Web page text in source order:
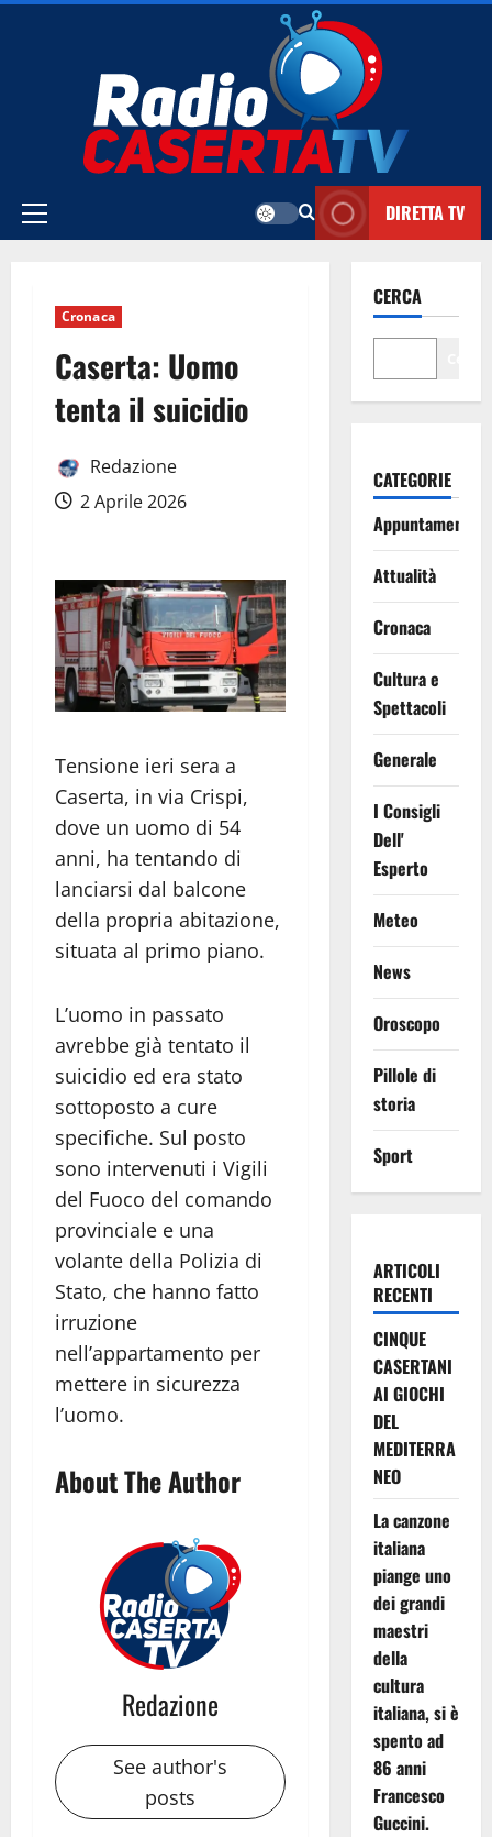
Vai
Menu
DIRETTA TV
Cronaca
Caserta: Uomo
tenta il suicidio
Redazione
2 Aprile 2026
Tensione ieri sera a
Caserta, in via Crispi,
dove un uomo di 54
anni, ha tentando di
lanciarsi dal balcone
della propria abitazione,
situata al primo piano.
L’uomo in passato
avrebbe già tentato il
suicidio ed era stato
sottoposto a cure
specifiche. Sul posto
sono intervenuti i Vigili
del Fuoco del comando
provinciale e una
volante della Polizia di
Stato, che hanno fatto
irruzione
nell’appartamento per
mettere in sicurezza
l’uomo.
About The Author
Redazione
See author's
posts
CERCA
CATEGORIE
Appuntamenti
Attualità
Cronaca
Cultura e
Spettacoli
Generale
I Consigli
Dell'
Esperto
Meteo
News
Oroscopo
Pillole di
storia
Sport
ARTICOLI
RECENTI
CINQUE
CASERTANI
AI GIOCHI
DEL
MEDITERRA
NEO
La canzone
italiana
piange uno
dei grandi
maestri
della
cultura
italiana, si è
spento ad
86 anni
Francesco
Guccini.